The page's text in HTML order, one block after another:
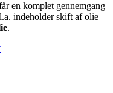
en komplet gennemgang
indeholder skift af olie
.